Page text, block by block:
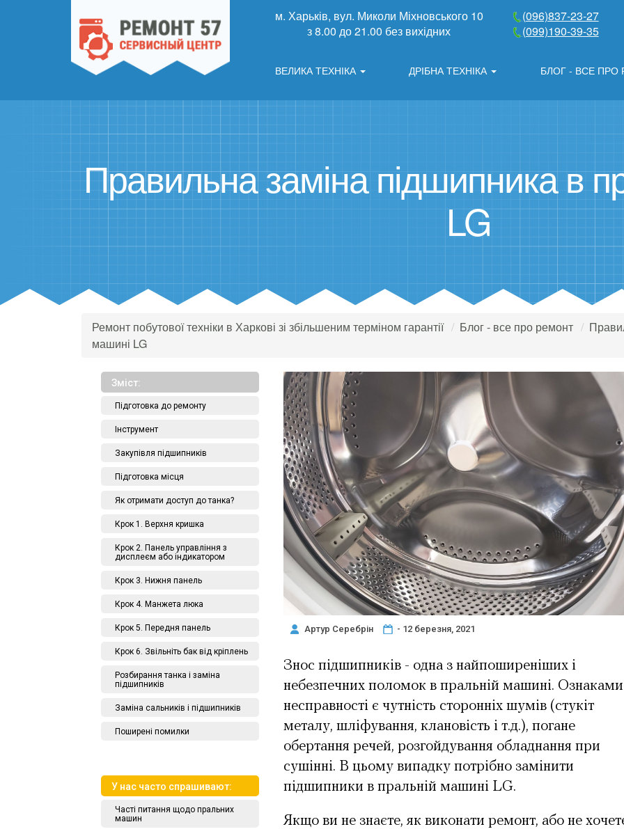
м. Харьків, вул. Миколи Міхновського 10
з 8.00 до 21.00 без вихідних
(096)837-23-27
(099)190-39-35
ВЕЛИКА ТЕХНІКА ДРІБНА ТЕХНІКА БЛОГ - ВСЕ ПРО
Правильна заміна підшипника в
LG
Ремонт побутової техніки в Харкові зі збільшеним терміном гарантії Блог - все про ремонт
машині LG
Артур Серебрін - 12 березня, 2021
Знос підшипників - одна з найпоширеніших і
небезпечних поломок в пральній машині. Ознаками
несправності є чутність сторонніх шумів (стукіт
металу, шліфування, клановість і т.д.), погане
обертання речей, розгойдування обладнання при
сушінні. В цьому випадку потрібно замінити
підшипники в пральній машині LG.
Якщо ви не знаєте, як виконати ремонт, або не
Зміст:
Підготовка до ремонту
Інструмент
Закупівля підшипників
Підготовка місця
Як отримати доступ до танка?
Крок 1. Верхня кришка
Крок 2. Панель управління з
дисплеєм або індикатором
Крок 3. Нижня панель
Крок 4. Манжета люка
Крок 5. Передня панель
Крок 6. Звільніть бак від кріплень
Розбирання танка і заміна
підшипників
Заміна сальників і підшипників
Поширені помилки
У нас часто спрашивают:
Часті питання щодо пральних
машин